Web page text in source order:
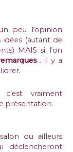
peu l’opinion
(autant de
MAIS si l’on
… il y a
vraiment
présentation.
ou ailleurs